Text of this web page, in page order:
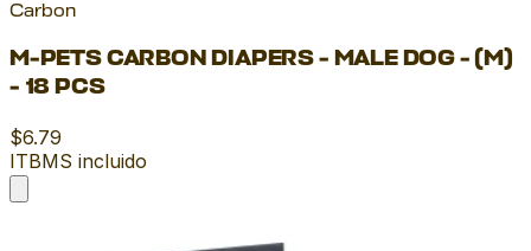
Carbon
M-PETS CARBON DIAPERS - MALE DOG - (M)
- 18 PCS
$6.79
ITBMS incluido